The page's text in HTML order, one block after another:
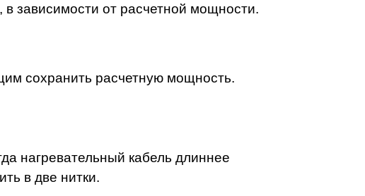
зависимости от расчетной мощности.
сохранить расчетную мощность.
нагревательный кабель длиннее
в две нитки.